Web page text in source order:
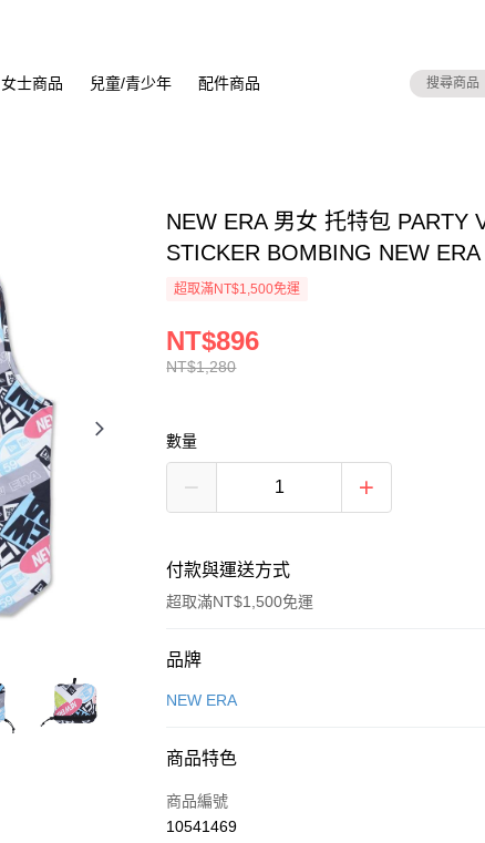
女士商品 兒童/青少年 配件商品
NEW ERA 男女 托特包 PARTY
STICKER BOMBING NEW
超取滿NT$1,500免運
NT$1,280
NT$896
數量
付款與運送方式
超取滿NT$1,500免運
付款方式
信用卡一次付款
合作金庫商業銀行
華南商業銀行
LINE Pay
品牌
NEW ERA
商品特色
商品編號
10541469